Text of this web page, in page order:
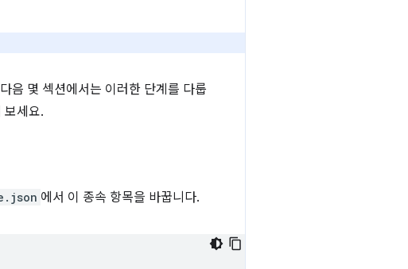
음 몇 섹션에서는 이러한 단계를 다룹
보세요.
에서 이 종속 항목을 바꿉니다.